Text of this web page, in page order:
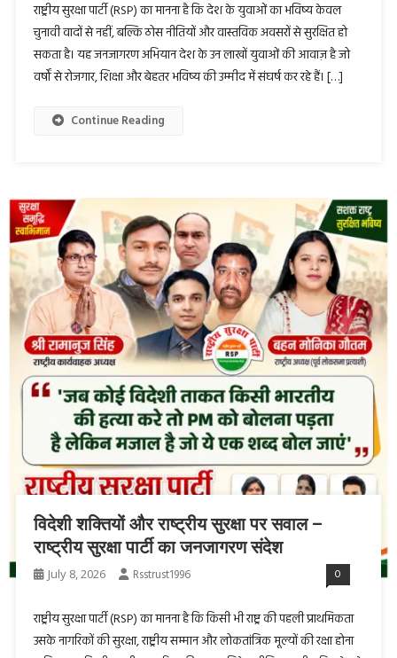
राष्ट्रीय सुरक्षा पार्टी (RSP) का मानना है कि देश के युवाओं का भविष्य केवल
चुनावी वादों से नहीं, बल्कि ठोस नीतियों और वास्तविक अवसरों से सुरक्षित हो
सकता है। यह जनजागरण अभियान देश के उन लाखों युवाओं की आवाज़ है जो
वर्षों से रोजगार, शिक्षा और बेहतर भविष्य की उम्मीद में संघर्ष कर रहे हैं। […]
Continue Reading
विदेशी शक्तियों और राष्ट्रीय सुरक्षा पर सवाल –
राष्ट्रीय सुरक्षा पार्टी का जनजागरण संदेश
July 8, 2026 Rsstrust1996 0
राष्ट्रीय सुरक्षा पार्टी (RSP) का मानना है कि किसी भी राष्ट्र की पहली प्राथमिकता
उसके नागरिकों की सुरक्षा, राष्ट्रीय सम्मान और लोकतांत्रिक मूल्यों की रक्षा होना